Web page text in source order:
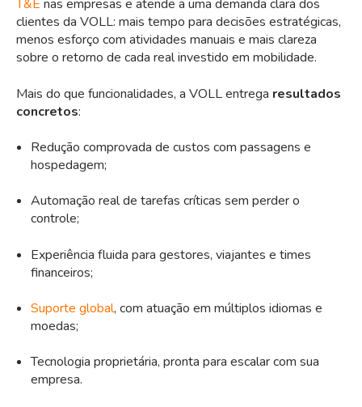
T&E nas empresas e atende a uma demanda clara dos
clientes da VOLL: mais tempo para decisões estratégicas,
menos esforço com atividades manuais e mais clareza
sobre o retorno de cada real investido em mobilidade.
Mais do que funcionalidades, a VOLL entrega resultados
concretos:
Redução comprovada de custos com passagens e
hospedagem;
Automação real de tarefas críticas sem perder o
controle;
Experiência fluida para gestores, viajantes e times
financeiros;
Suporte global, com atuação em múltiplos idiomas e
moedas;
Tecnologia proprietária, pronta para escalar com sua
empresa.